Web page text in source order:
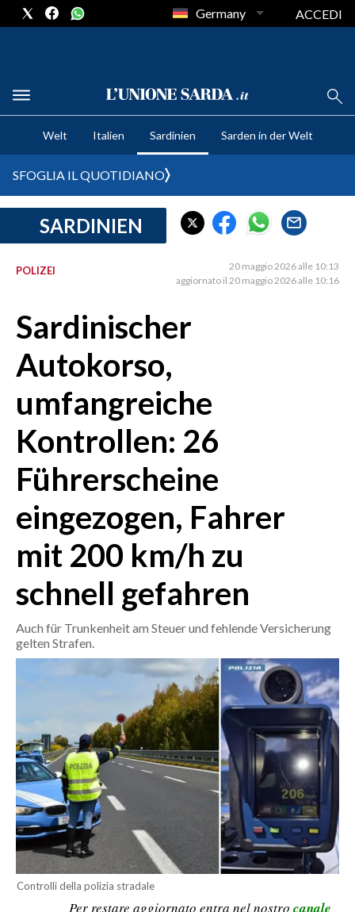
CRONACA SARDEGNA
CAGLIARI
SULCIS IGLESIENTE
MEDIO CAMPIDANO
ORISTANO E PROVINCIA
OGLIASTRA
AGENDA
CRONACA
ITALIA
MONDO
POLITICA
ECONOMIA
SERVIZI ALLE IMPRESE
LAVORO
BANDI
SPORT IN SARDEGNA
CALCIO
CALCIO REGIONALE
BASKET
VOLLEY
MOTORI
TENNIS
ALTRI SPORT
Germany ACCEDI
Welt Italien Sardinien Sarden in der Welt
SFOGLIA IL QUOTIDIANO
SARDINIEN
POLIZEI
20 maggio 2026 alle 10:13
aggiornato il 20 maggio 2026 alle 10:16
Sardinischer
Autokorso,
umfangreiche
Kontrollen: 26
Führerscheine
eingezogen, Fahrer
mit 200 km/h zu
schnell gefahren
Auch für Trunkenheit am Steuer und fehlende Versicherung
gelten Strafen.
Controlli della polizia stradale
Per restare aggiornato entra nel nostro canale